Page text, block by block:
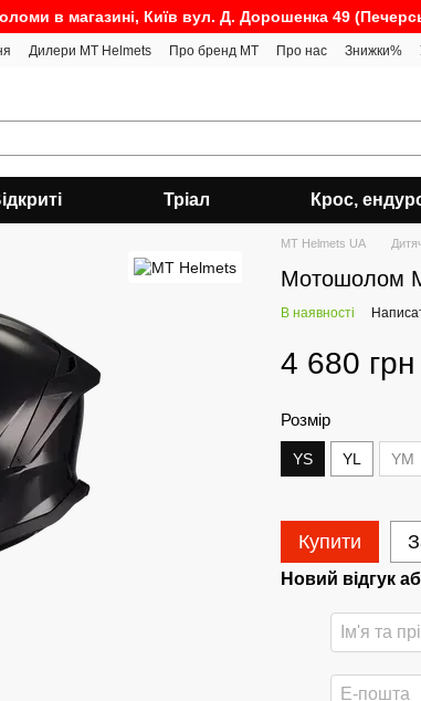
в магазині, Київ вул. Д. Дорошенка 49
Дилери MT Helmets Про бренд MT Про нас Знижки%
Тріал Крос,
MT Helmets UA
Мотошолом
В наявності
4 680 грн
Розмір
YS YL YM
Купити
Новий відгук